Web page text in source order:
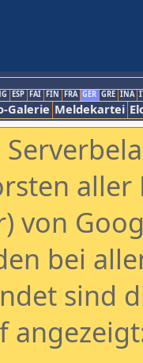
ESP FAI FIN FRA GER GRE INA
Galerie Meldekartei
aller
von
bei
sind